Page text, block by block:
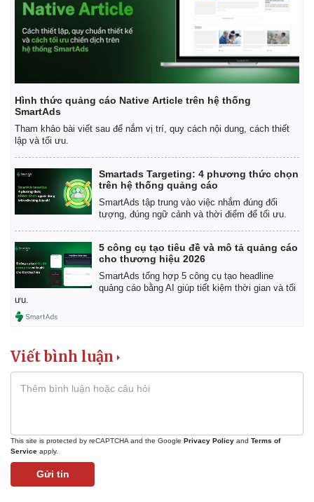
Khởi nghiệp
Tỷ giá
Chứng khoán
Hình thức quảng cáo Native Article trên hệ thống
SmartAds
Tham khảo bài viết sau để nắm vị trí, quy cách nội dung, cách thiết
lập và tối ưu.
Smartads Targeting: 4 phương thức chọn
trên hệ thống quảng cáo
SmartAds tập trung vào việc nhắm đúng đối
tượng, đúng ngữ cảnh và thời điểm để tối ưu.
5 công cụ tạo tiêu đề và mô tả quảng cáo
cho thương hiệu 2026
SmartAds tổng hợp 5 công cụ tạo headline
quảng cáo bằng AI giúp tiết kiệm thời gian và tối
ưu.
Viết bình luận
This site is protected by reCAPTCHA and the Google Privacy Policy and Terms of
Service apply.
Gửi tin